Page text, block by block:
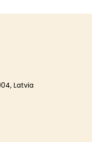
Latvia